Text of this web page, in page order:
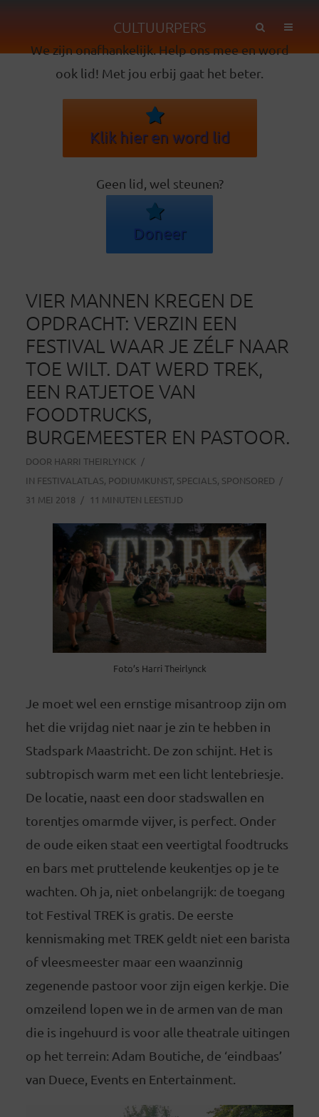
CULTUURPERS
We zijn onafhankelijk. Help ons mee en word
ook lid! Met jou erbij gaat het beter.
Klik hier en word lid
Geen lid, wel steunen?
Doneer
VIER MANNEN KREGEN DE
OPDRACHT: VERZIN EEN
FESTIVAL WAAR JE ZÉLF NAAR
TOE WILT. DAT WERD TREK,
EEN RATJETOE VAN
FOODTRUCKS,
BURGEMEESTER EN PASTOOR.
DOOR HARRI THEIRLYNCK
IN FESTIVALATLAS, PODIUMKUNST, SPECIALS, SPONSORED
31 MEI 2018
11 MINUTEN LEESTIJD
Foto’s Harri Theirlynck
Je moet wel een ernstige misantroop zijn om
het die vrijdag niet naar je zin te hebben in
Stadspark Maastricht. De zon schijnt. Het is
subtropisch warm met een licht lentebriesje.
De locatie, naast een door stadswallen en
torentjes omarmde vijver, is perfect. Onder
de oude eiken staat een veertigtal foodtrucks
en bars met pruttelende keukentjes op je te
wachten. Oh ja, niet onbelangrijk: de toegang
tot Festival TREK is gratis. De eerste
kennismaking met TREK geldt niet een barista
of vleesmeester maar een waanzinnig
zegenende pastoor voor zijn eigen kerkje. Die
omzeilend lopen we in de armen van de man
die is ingehuurd is voor alle theatrale uitingen
op het terrein: Adam Boutiche, de ‘eindbaas’
van Duece, Events en Entertainment.